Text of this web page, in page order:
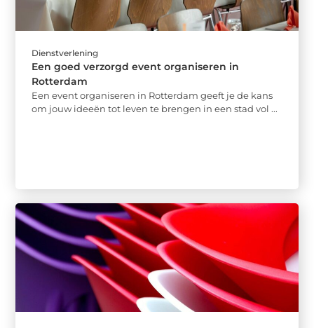
Dienstverlening
Een goed verzorgd event organiseren in
Rotterdam
Een event organiseren in Rotterdam geeft je de kans
om jouw ideeën tot leven te brengen in een stad vol ...